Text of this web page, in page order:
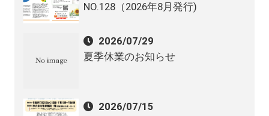
NO.128（2026年8月発行)
2026/07/29
夏季休業のお知らせ
2026/07/15